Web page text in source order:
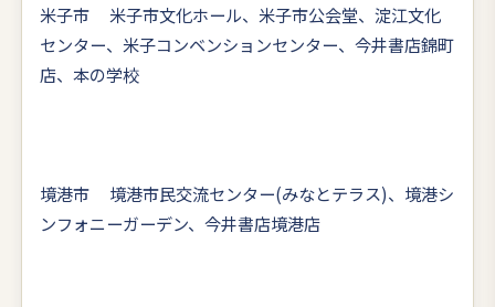
米子市 米子市文化ホール、米子市公会堂、淀江文化
センター、米子コンベンションセンター、今井書店錦町
店、本の学校
境港市 境港市民交流センター(みなとテラス)、境港シ
ンフォニーガーデン、今井書店境港店